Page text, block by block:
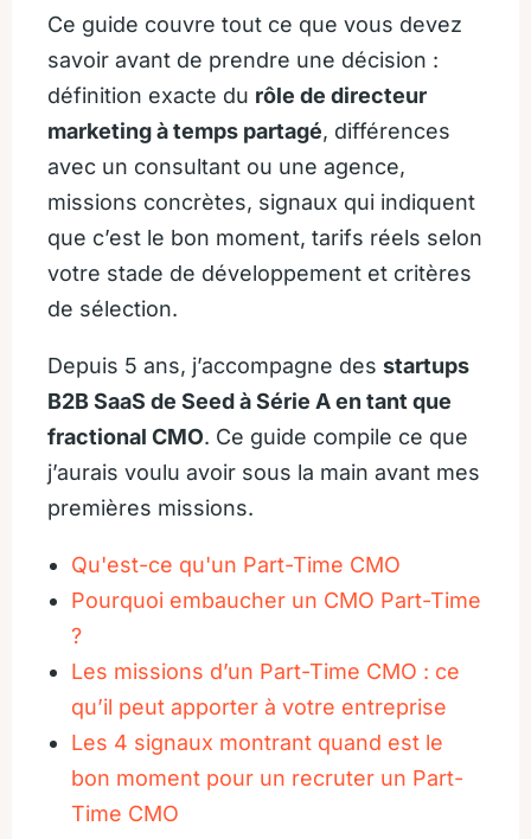
Ce guide couvre tout ce que vous devez
savoir avant de prendre une décision :
définition exacte du rôle de directeur
marketing à temps partagé, différences
avec un consultant ou une agence,
missions concrètes, signaux qui indiquent
que c’est le bon moment, tarifs réels selon
votre stade de développement et critères
de sélection.
Depuis 5 ans, j’accompagne des startups
B2B SaaS de Seed à Série A en tant que
fractional CMO. Ce guide compile ce que
j’aurais voulu avoir sous la main avant mes
premières missions.
Qu'est-ce qu'un Part-Time CMO
Pourquoi embaucher un CMO Part-Time
?
Les missions d’un Part-Time CMO : ce
qu’il peut apporter à votre entreprise
Les 4 signaux montrant quand est le
bon moment pour un recruter un Part-
Time CMO